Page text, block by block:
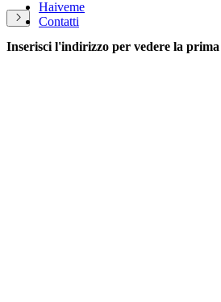
Haiveme
Contatti
Inserisci l'indirizzo per vedere la